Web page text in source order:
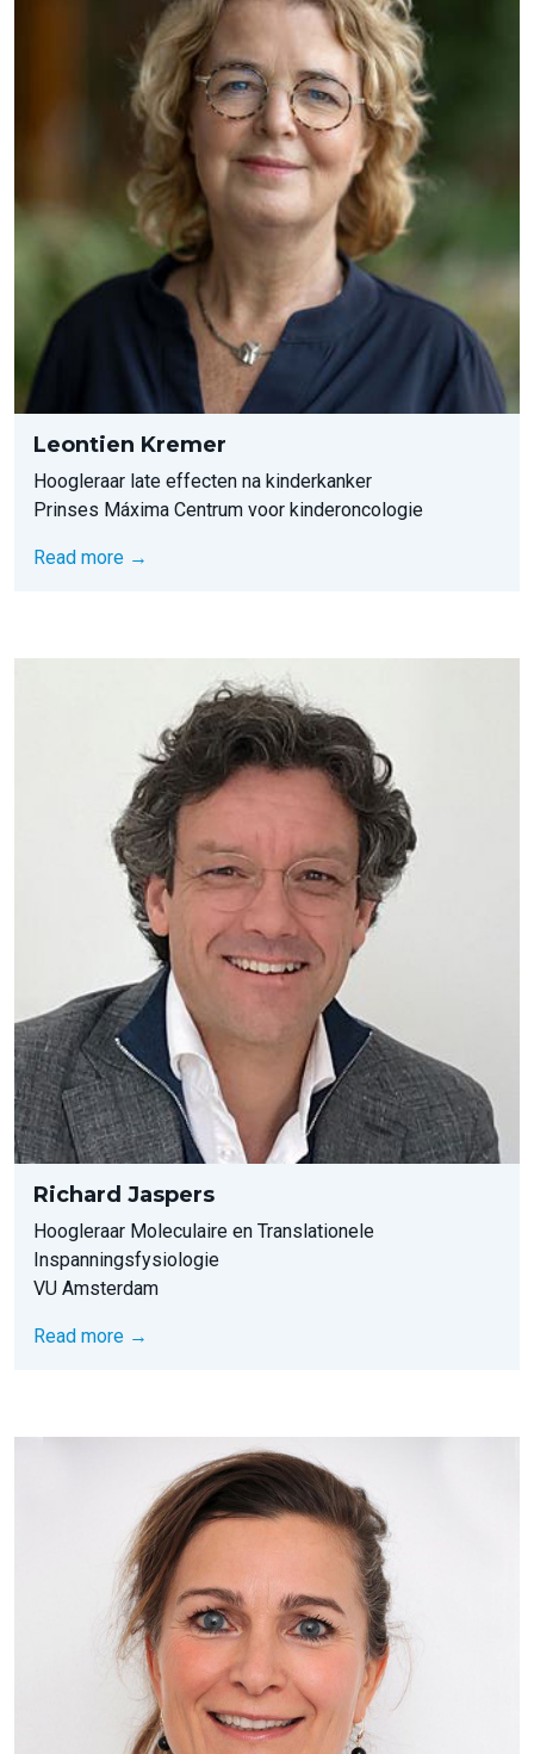
Leontien Kremer
Hoogleraar late effecten na kinderkanker
Prinses Máxima Centrum voor kinderoncologie
Read more →
Richard Jaspers
Hoogleraar Moleculaire en Translationele
Inspanningsfysiologie
VU Amsterdam
Read more →